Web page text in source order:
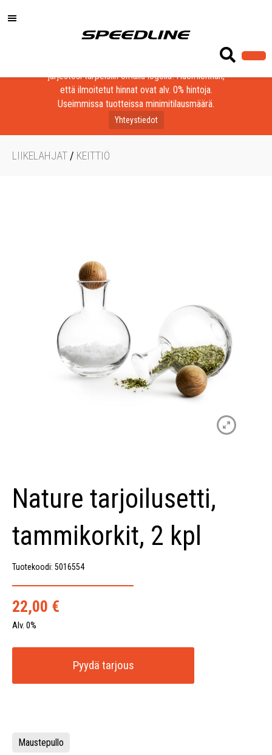
Löydä laadukkaat tuotteet yrityksesi, seurasi tai
järjestösi tarpeisiin omalla logolla! Huomioithan,
että ilmoitetut hinnat ovat alv. 0% hintoja.
Useimmissa tuotteissa minimitilausmäärä.
Yhteystiedot
LIIKELAHJAT / KEITTIÖ
Nature tarjoilusetti,
tammikorkit, 2 kpl
Tuotekoodi: 5016554
22,00 €
Alv. 0%
Pyydä tarjous
Maustepullo